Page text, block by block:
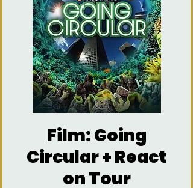
Film: Going
Circular + React
on Tour